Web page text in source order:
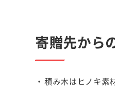
寄贈先から
積み木はヒノキ素